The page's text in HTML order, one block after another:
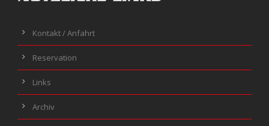
Kontakt / Anfahrt
Reservation
Links
Archiv